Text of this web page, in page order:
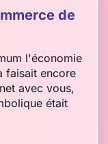
de
l'économie
faisait encore
avec vous,
était